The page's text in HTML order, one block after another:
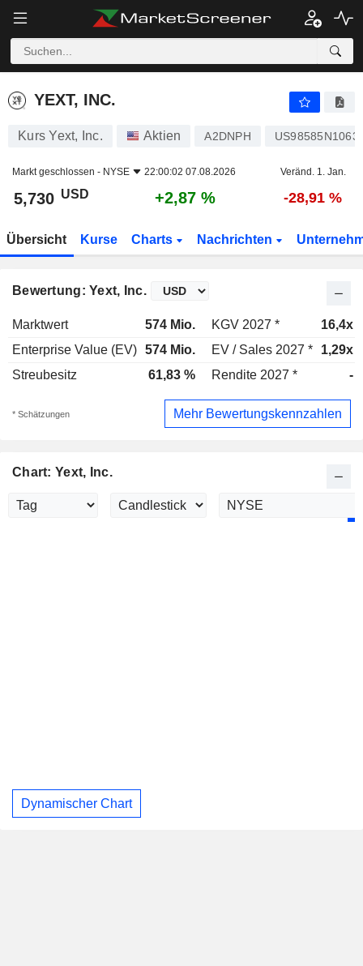
YEXT, INC.
YEXT, INC.
Kurs Yext, Inc. Aktien A2DNPH US98585N1063
Markt geschlossen - NYSE 22:00:02 07.08.2026 Veränd. 1. Jan.
5,730 USD +2,87 % -28,91 %
Übersicht Kurse Charts Nachrichten
Bewertung: Yext, Inc.
Marktwert 574 Mio. KGV 2027 *
16,4x
Enterprise Value (EV) 574 Mio. EV / Sales 2027 *
1,29x
Streubesitz
61,83 % Rendite 2027 * -
* Schätzungen Mehr Bewertungskennzahlen
Chart: Yext, Inc.
Dynamischer Chart